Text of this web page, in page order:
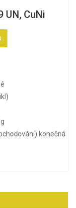
UN, CuNi
konečná